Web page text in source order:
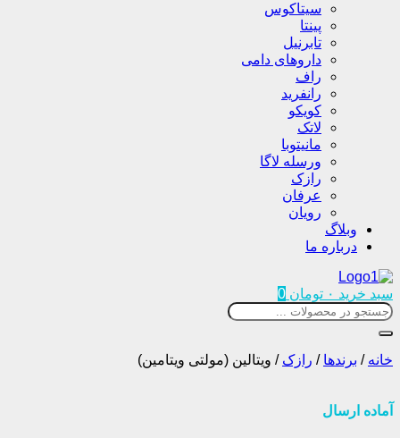
سیتاکوس
پینتا
تابرنیل
داروهای دامی
راف
رانفرید
کویکو
لاتک
مانیتوبا
ورسله لاگا
رازک
عرفان
رویان
وبلاگ
درباره ما
سبد خرید ۰ تومان 0
خانه / برندها / رازک / ویتالین (مولتی ویتامین)
آماده ارسال